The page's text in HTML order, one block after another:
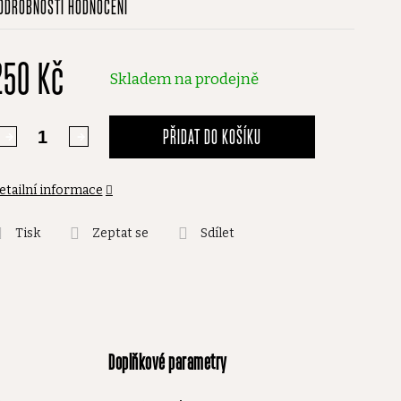
HODNOCENÍ
Kč Skladem na prodejně
PŘIDAT DO KOŠÍKU
informace
Tisk Zeptat se Sdílet
Doplňkové parametry